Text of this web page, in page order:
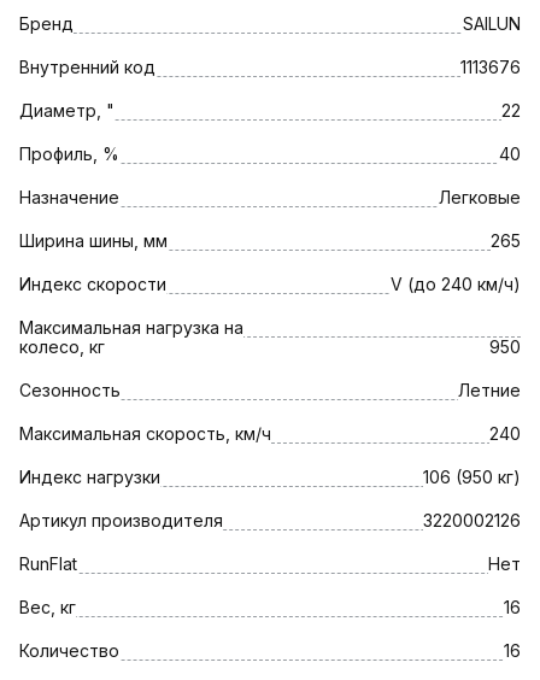
Бренд SAILUN
Внутренний код 1113676
Диаметр, " 22
Профиль, % 40
Назначение Легковые
Ширина шины, мм 265
Индекс скорости V (до 240 км/ч)
Максимальная нагрузка на
колесо, кг
950
Сезонность Летние
Максимальная скорость, км/ч 240
Индекс нагрузки 106 (950 кг)
Артикул производителя 3220002126
RunFlat Нет
Вес, кг 16
Количество 16